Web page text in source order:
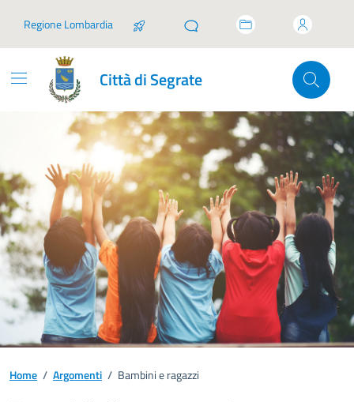
Regione Lombardia
Città di Segrate
Home / Argomenti / Bambini e ragazzi